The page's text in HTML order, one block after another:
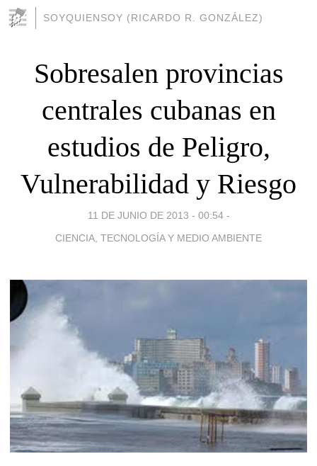
SOYQUIENSOY (RICARDO R. GONZÁLEZ)
Sobresalen provincias
centrales cubanas en
estudios de Peligro,
Vulnerabilidad y Riesgo
11 DE JUNIO DE 2013 - 00:54 -
CIENCIA, TECNOLOGÍA Y MEDIO AMBIENTE